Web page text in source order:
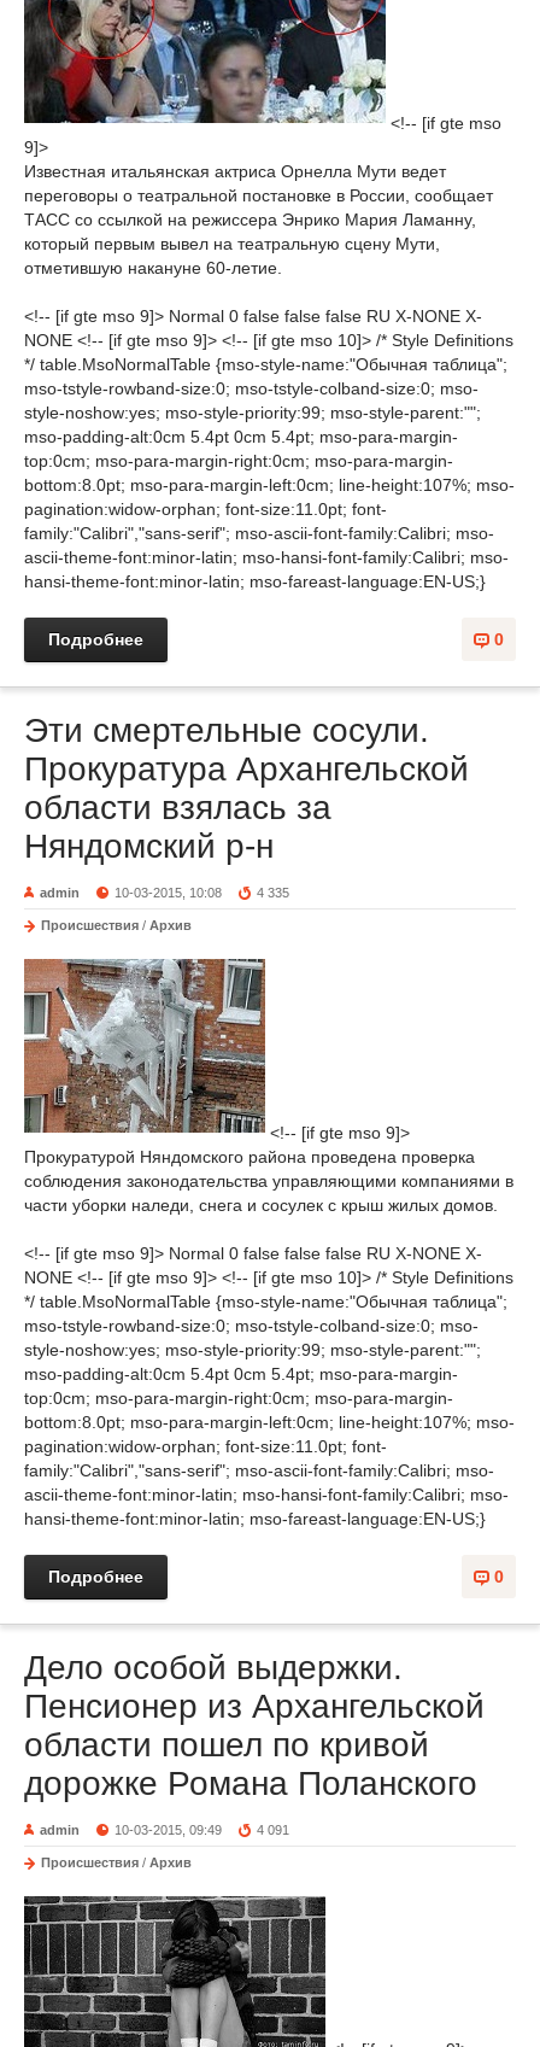
<!-- [if gte mso
9]>
Известная итальянская актриса Орнелла Мути ведет
переговоры о театральной постановке в России, сообщает
ТАСС со ссылкой на режиссера Энрико Мария Ламанну,
который первым вывел на театральную сцену Мути,
отметившую накануне 60-летие.
<!-- [if gte mso 9]> Normal 0 false false false RU X-NONE X-
NONE <!-- [if gte mso 9]> <!-- [if gte mso 10]> /* Style Definitions
*/ table.MsoNormalTable {mso-style-name:"Обычная таблица";
mso-tstyle-rowband-size:0; mso-tstyle-colband-size:0; mso-
style-noshow:yes; mso-style-priority:99; mso-style-parent:"";
mso-padding-alt:0cm 5.4pt 0cm 5.4pt; mso-para-margin-
top:0cm; mso-para-margin-right:0cm; mso-para-margin-
bottom:8.0pt; mso-para-margin-left:0cm; line-height:107%; mso-
pagination:widow-orphan; font-size:11.0pt; font-
family:"Calibri","sans-serif"; mso-ascii-font-family:Calibri; mso-
ascii-theme-font:minor-latin; mso-hansi-font-family:Calibri; mso-
hansi-theme-font:minor-latin; mso-fareast-language:EN-US;}
0
Подробнее
Эти смертельные сосули.
Прокуратура Архангельской
области взялась за
Няндомский р-н
admin 10-03-2015, 10:08 4 335
Происшествия / Архив
<!-- [if gte mso 9]>
Прокуратурой Няндомского района проведена проверка
соблюдения законодательства управляющими компаниями в
части уборки наледи, снега и сосулек с крыш жилых домов.
<!-- [if gte mso 9]> Normal 0 false false false RU X-NONE X-
NONE <!-- [if gte mso 9]> <!-- [if gte mso 10]> /* Style Definitions
*/ table.MsoNormalTable {mso-style-name:"Обычная таблица";
mso-tstyle-rowband-size:0; mso-tstyle-colband-size:0; mso-
style-noshow:yes; mso-style-priority:99; mso-style-parent:"";
mso-padding-alt:0cm 5.4pt 0cm 5.4pt; mso-para-margin-
top:0cm; mso-para-margin-right:0cm; mso-para-margin-
bottom:8.0pt; mso-para-margin-left:0cm; line-height:107%; mso-
pagination:widow-orphan; font-size:11.0pt; font-
family:"Calibri","sans-serif"; mso-ascii-font-family:Calibri; mso-
ascii-theme-font:minor-latin; mso-hansi-font-family:Calibri; mso-
hansi-theme-font:minor-latin; mso-fareast-language:EN-US;}
0
Подробнее
Дело особой выдержки.
Пенсионер из Архангельской
области пошел по кривой
дорожке Романа Поланского
admin 10-03-2015, 09:49 4 091
Происшествия / Архив